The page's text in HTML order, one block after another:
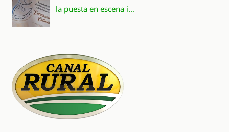
la puesta en escena i…